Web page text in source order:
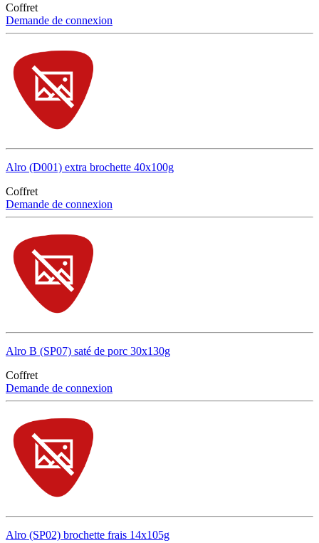
Coffret
Demande de connexion
Alro (D001) extra brochette 40x100g
Coffret
Demande de connexion
Alro B (SP07) saté de porc 30x130g
Coffret
Demande de connexion
Alro (SP02) brochette frais 14x105g